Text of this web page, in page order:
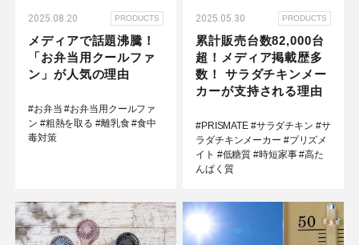
2025.08.20 PRODUCTS
メディアで話題沸騰！
「お弁当用クールファ
ン」が人気の理由
#お弁当 #お弁当用クールファ
ン #粗熱を取る #離乳食 #食中
毒対策
2025.05.30 PRODUCTS
累計販売台数82,000台
超！メディア掲載歴多
数！ サラダチキンメー
カーが支持される理由
#PRISMATE #サラダチキン #サ
ラダチキンメーカー #プリズメ
イト #低糖質 #時短家事 #高た
んぱく質